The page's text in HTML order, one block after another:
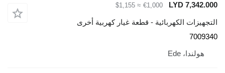
LYD 7,342.000
€1,000
≈ $1,155
التجهيزات الكهربائية - قطعة غيار كهربية أخرى
7009340
هولندا، Ede